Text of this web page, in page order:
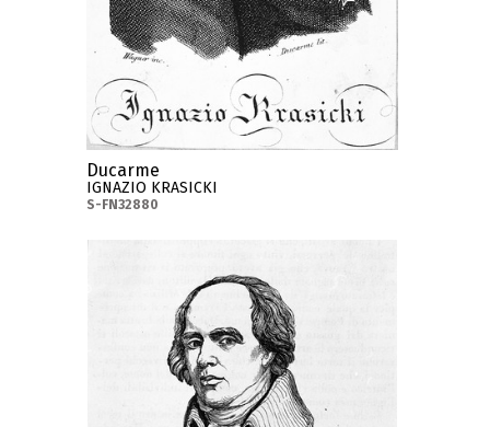
Ducarme
IGNAZIO KRASICKI
S-FN32880